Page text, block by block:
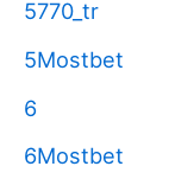
5770_tr
5Mostbet
6
6Mostbet